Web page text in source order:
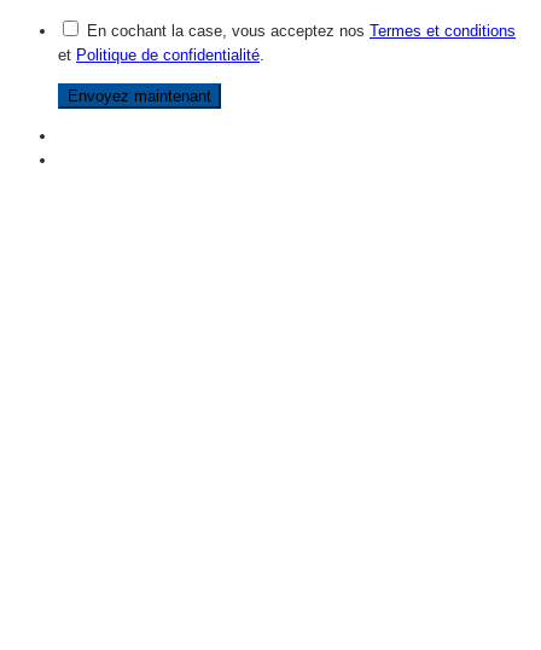
En cochant la case, vous acceptez nos Termes et conditions
et Politique de confidentialité